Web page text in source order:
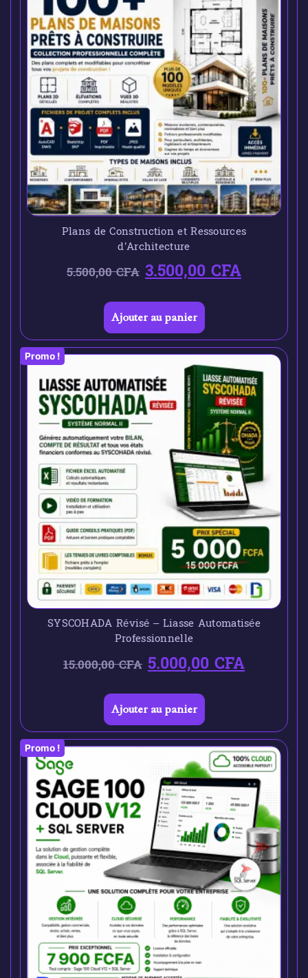
Plans de Construction et Ressources
d’Architecture
5.500,00CFA 3.500,00CFA
Ajouter au panier
Promo !
SYSCOHADA Révisé – Liasse Automatisée
Professionnelle
15.000,00CFA 5.000,00CFA
Ajouter au panier
Promo !